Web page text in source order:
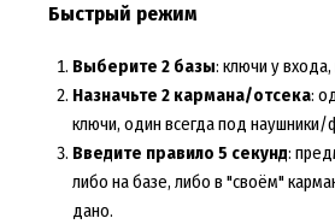
Быстрый режим
Выберите 2 базы: ключи у
Назначьте 2 кармана/отсека:
ключи, один всегда под наушники/
Введите правило 5 секунд:
либо на базе, либо в "своём"
дано.